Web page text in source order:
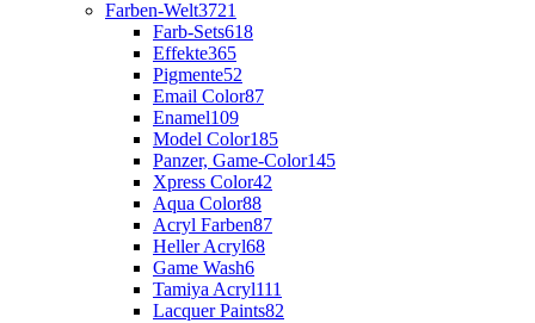
Farben-Welt3721
Farb-Sets618
Effekte365
Pigmente52
Email Color87
Enamel109
Model Color185
Panzer, Game-Color145
Xpress Color42
Aqua Color88
Acryl Farben87
Heller Acryl68
Game Wash6
Tamiya Acryl111
Lacquer Paints82